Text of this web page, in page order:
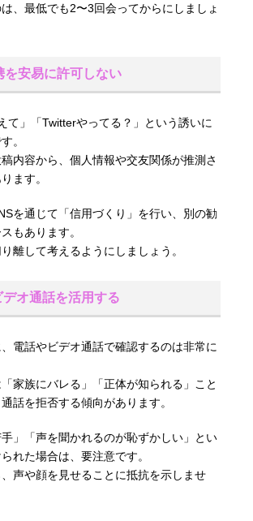
、最低でも2〜3回会ってからにしましょ
を安易に許可しない
て」「Twitterやってる？」という誘いに
。
内容から、個人情報や交友関係が推測さ
ます。
を通じて「信用づくり」を行い、別の勧
もあります。
離して考えるようにしましょう。
オ通話を活用する
電話やビデオ通話で確認するのは非常に
家族にバレる」「正体が知られる」こと
話を拒否する傾向があります。
」「声を聞かれるのが恥ずかしい」とい
れた場合は、要注意です。
声や顔を見せることに抵抗を示しませ